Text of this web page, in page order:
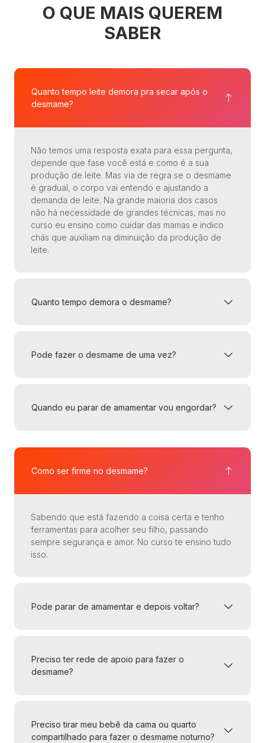
O QUE MAIS QUEREM
SABER
Quanto tempo leite demora pra secar após o
desmame?
Não temos uma resposta exata para essa pergunta,
depende que fase você está e como é a sua
produção de leite. Mas via de regra se o desmame
é gradual, o corpo vai entendo e ajustando a
demanda de leite. Na grande maioria dos casos
não há necessidade de grandes técnicas, mas no
curso eu ensino como cuidar das mamas e indico
chás que auxiliam na diminuição da produção de
leite.
Quanto tempo demora o desmame?
Pode fazer o desmame de uma vez?
Quando eu parar de amamentar vou engordar?
Como ser firme no desmame?
Sabendo que está fazendo a coisa certa e tenho
ferramentas para acolher seu filho, passando
sempre segurança e amor. No curso te ensino tudo
isso.
Pode parar de amamentar e depois voltar?
Preciso ter rede de apoio para fazer o
desmame?
Preciso tirar meu bebê da cama ou quarto
compartilhado para fazer o desmame noturno?